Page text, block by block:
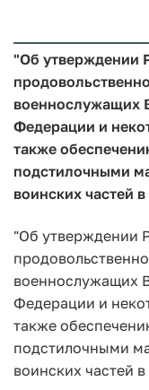
"Об утверждении
военнослужащих
Федерации и
также
подстилочными
воинских частей
"Об утверждении
военнослужащих
Федерации и
также
подстилочными
воинских частей